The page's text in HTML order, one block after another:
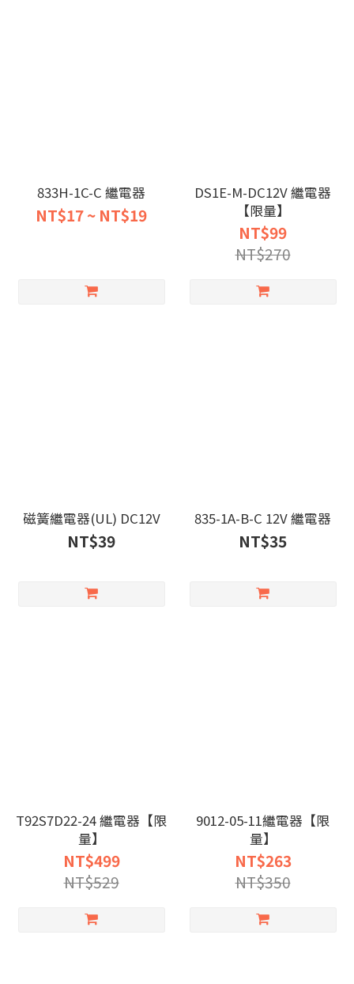
833H-1C-C 繼電器
NT$17 ~ NT$19
DS1E-M-DC12V 繼電器
【限量】
NT$99
NT$270
磁簧繼電器(UL) DC12V
NT$39
835-1A-B-C 12V 繼電器
NT$35
T92S7D22-24 繼電器【限
量】
NT$499
NT$529
9012-05-11繼電器【限
量】
NT$263
NT$350